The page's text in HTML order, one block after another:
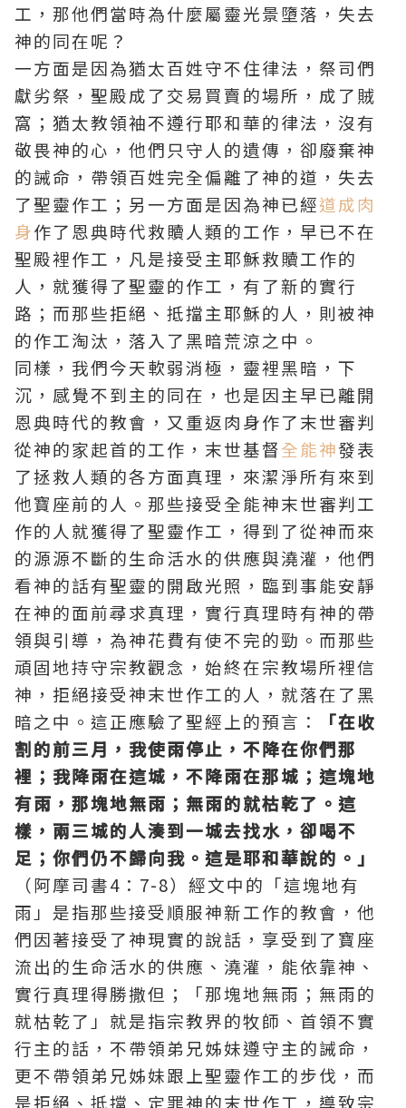
工，那他們當時為什麼屬靈光景墮落，失去
神的同在呢？
一方面是因為猶太百姓守不住律法，祭司們
獻劣祭，聖殿成了交易買賣的場所，成了賊
窩；猶太教領袖不遵行耶和華的律法，沒有
敬畏神的心，他們只守人的遺傳，卻廢棄神
的誡命，帶領百姓完全偏離了神的道，失去
了聖靈作工；另一方面是因為神已經道成肉
身作了恩典時代救贖人類的工作，早已不在
聖殿裡作工，凡是接受主耶穌救贖工作的
人，就獲得了聖靈的作工，有了新的實行
路；而那些拒絕、抵擋主耶穌的人，則被神
的作工淘汰，落入了黑暗荒涼之中。
同樣，我們今天軟弱消極，靈裡黑暗，下
沉，感覺不到主的同在，也是因主早已離開
恩典時代的教會，又重返肉身作了末世審判
從神的家起首的工作，末世基督全能神發表
了拯救人類的各方面真理，來潔淨所有來到
他寶座前的人。那些接受全能神末世審判工
作的人就獲得了聖靈作工，得到了從神而來
的源源不斷的生命活水的供應與澆灌，他們
看神的話有聖靈的開啟光照，臨到事能安靜
在神的面前尋求真理，實行真理時有神的帶
領與引導，為神花費有使不完的勁。而那些
頑固地持守宗教觀念，始終在宗教場所裡信
神，拒絕接受神末世作工的人，就落在了黑
暗之中。這正應驗了聖經 上的預言：
「在收
割的前三月，我使雨停止，不降在你們那
裡；我降雨在這城，不降雨在那城；這塊地
有雨，那塊地無雨；無雨的就枯乾了。這
樣，兩三城的人湊到一城去找水，卻喝不
足；你們仍不歸向我。這是耶和華說的。」
（阿摩司書4：7-8）經文中的「這塊地有
雨」是指那些接受順服神新工作的教會，他
們因著接受了神現實的說話，享受到了寶座
流出的生命活水的供應、澆灌，能依靠神、
實行真理得勝撒但；「那塊地無雨；無雨的
就枯乾了」就是指宗教界的牧師、首領不實
行主的話，不帶領弟兄姊妹遵守主的誡命，
更不帶領弟兄姊妹跟上聖靈作工的步伐，而
是拒絕、抵擋、定罪神的末世作工，導致宗